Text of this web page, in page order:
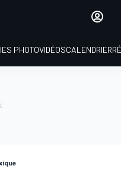
PHOTOVIDÉOSCALENDRIER